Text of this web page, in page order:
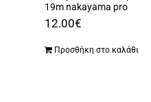
19m nakayama pro
12.00€
Προσθήκη στο καλάθι